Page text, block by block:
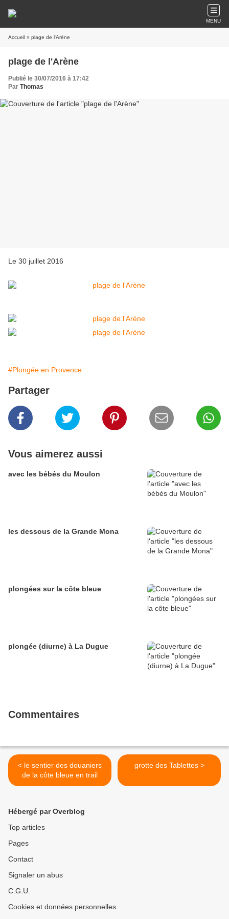
MENU
Accueil » plage de l'Arène
plage de l'Arène
Publié le 30/07/2016 à 17:42
Par Thomas
Le 30 juillet 2016
#Plongée en Provence
Partager
Vous aimerez aussi
avec les bébés du Moulon
les dessous de la Grande Mona
plongées sur la côte bleue
plongée (diurne) à La Dugue
Commentaires
< le sentier des douaniers
de la côte bleue en trail
grotte des Tablettes >
Hébergé par Overblog
Top articles
Pages
Contact
Signaler un abus
C.G.U.
Cookies et données personnelles